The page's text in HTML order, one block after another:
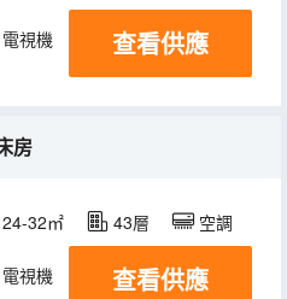
電視機 查看供應
房
24-32㎡ 43層 空調
電視機 查看供應